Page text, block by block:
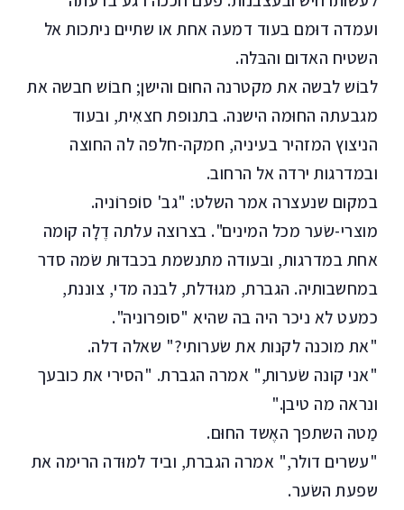
ועמדה דוּמם בעוד דמעה אחת או שתיים ניתכות אל
השטיח האדום והבּלה.
לבוֹש לבשה את מקטרנה החוּם והישן; חבוֹש חבשה את
מגבעתה החוּמה הישנה. בתנופת חצאִית, ובעוד
הניצוץ המזהיר בעיניה, חמקה-חלפה לה החוצה
ובמדרגות ירדה אל הרחוב.
במקום שנעצרה אמר השלט: "גב' סוֹפרוֹניה.
מוצרי-שׂער מכל המינים". בצרוצה עלתה דֶלָה קומה
אחת במדרגות, ובעודה מתנשמת בכבדוּת שׂמה סדר
במחשבותיה. הגברת, מגוּדלת, לבנה מדי, צוננת,
כמעט לא ניכר היה בה שהיא "סופרוניה".
"את מוכנה לקנות את שׂערותי?" שאלה דלה.
"אני קונה שׂערות," אמרה הגברת. "הסירי את כובעך
ונראה מה טיבן."
מַטה השתפך האֶשד החוּם.
"עשרים דולר," אמרה הגברת, וביד למוּדה הרימה את
שפעת השׂער.